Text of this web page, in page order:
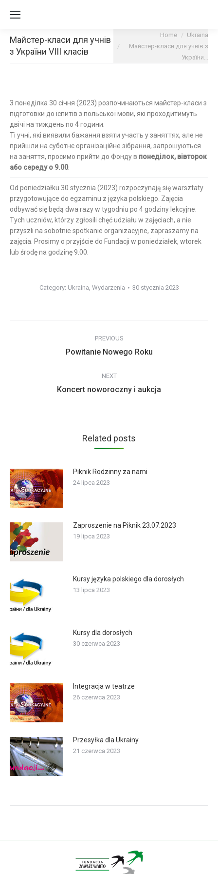
Майстер-класи для учнів
з України VIII класів
Home
Ukraina
Майстер-класи для учнів з
України…
З понеділка 30 січня (2023) розпочинаються майстер-класи з
підготовки до іспитів з польської мови, які проходитимуть
двічі на тиждень по 4 години.
Ті учні, які виявили бажання взяти участь у заняттях, але не
прийшли на суботнє організаційне зібрання, запрошуються
на заняття, просимо прийти до Фонду в понеділок, вівторок
або середу о 9.00.
Od poniedziałku 30 stycznia (2023) rozpoczynają się warsztaty
przygotowujące do egzaminu z języka polskiego. Zajęcia
odbywać się będą dwa razy w tygodniu po 4 godziny lekcyjne.
Tych uczniów, którzy zgłosili chęć udziału w zajęciach, a nie
przyszli na sobotnie spotkanie organizacyjne, zapraszamy na
zajęcia. Prosimy o przyjście do Fundacji w poniedziałek, wtorek
lub środę na godzinę 9.00.
Category: Ukraina, Wydarzenia 30 stycznia 2023
navigation
PREVIOUS
Previous
Powitanie Nowego Roku
NEXT
Next
Koncert noworoczny i aukcja
Related posts
Piknik Rodzinny za nami
24 lipca 2023
Zaproszenie na Piknik 23.07.2023
19 lipca 2023
Kursy języka polskiego dla dorosłych
13 lipca 2023
Kursy dla dorosłych
30 czerwca 2023
Integracja w teatrze
26 czerwca 2023
Przesyłka dla Ukrainy
21 czerwca 2023